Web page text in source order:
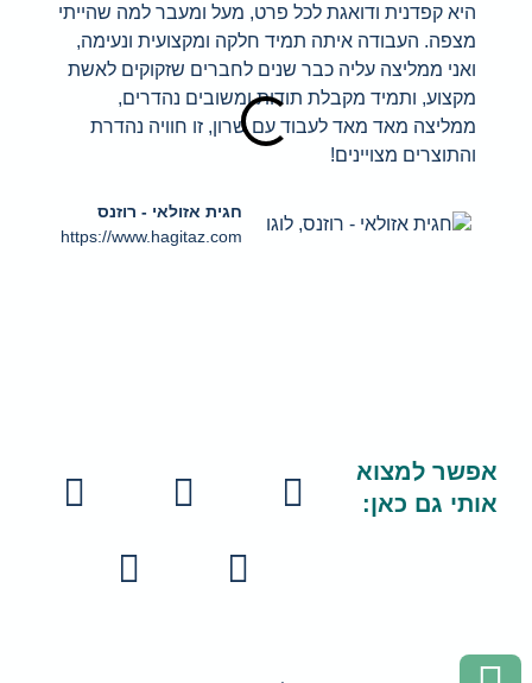
היא קפדנית ודואגת לכל פרט, מעל ומעבר למה שהייתי
מצפה. העבודה איתה תמיד חלקה ומקצועית ונעימה,
ואני ממליצה עליה כבר שנים לחברים שזקוקים לאשת
מקצוע, ותמיד מקבלת תודות ומשובים נהדרים,
ממליצה מאד מאד לעבוד עם שרון, זו חוויה נהדרת
והתוצרים מצויינים!
חגית אזולאי - רוזנס
https://www.hagitaz.com
אפשר למצוא
אותי גם כאן: